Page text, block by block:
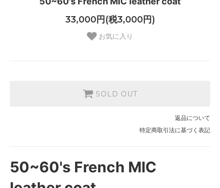
33,000円(税3,000円)
お気に入り
SOLD OUT
返品について
特定商取引法に基づく表記
50~60's French MIC